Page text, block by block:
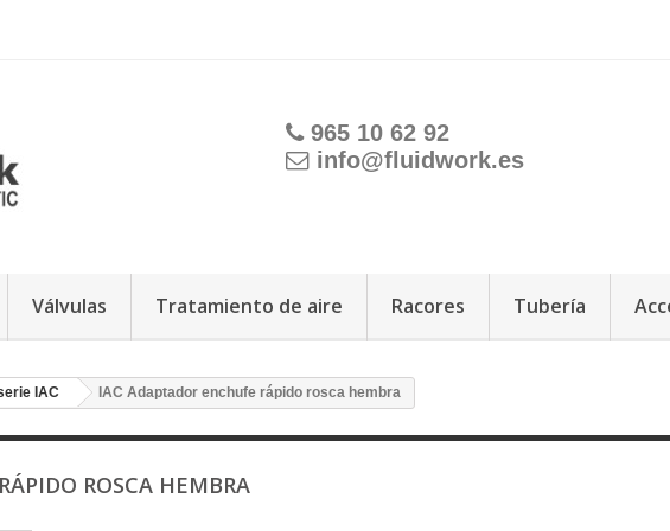
965 10 62 92
info@fluidwork.es
Válvulas Tratamiento de aire Racores Tubería
IAC IAC Adaptador enchufe rápido rosca hembra
ROSCA HEMBRA